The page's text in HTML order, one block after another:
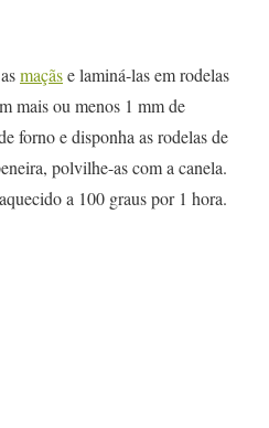
maçãse laminá-las em rodelas
mais ou menos 1 mm de
forno e disponha as rodelas de
polvilhe-as com a canela.
a 100 graus por 1 hora.